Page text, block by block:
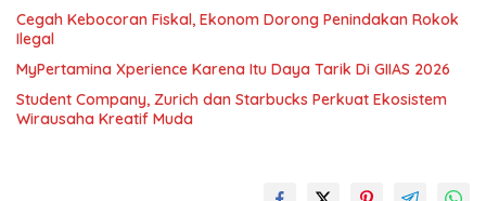
Cegah Kebocoran Fiskal, Ekonom Dorong Penindakan Rokok
Ilegal
MyPertamina Xperience Karena Itu Daya Tarik Di GIIAS 2026
Student Company, Zurich dan Starbucks Perkuat Ekosistem
Wirausaha Kreatif Muda